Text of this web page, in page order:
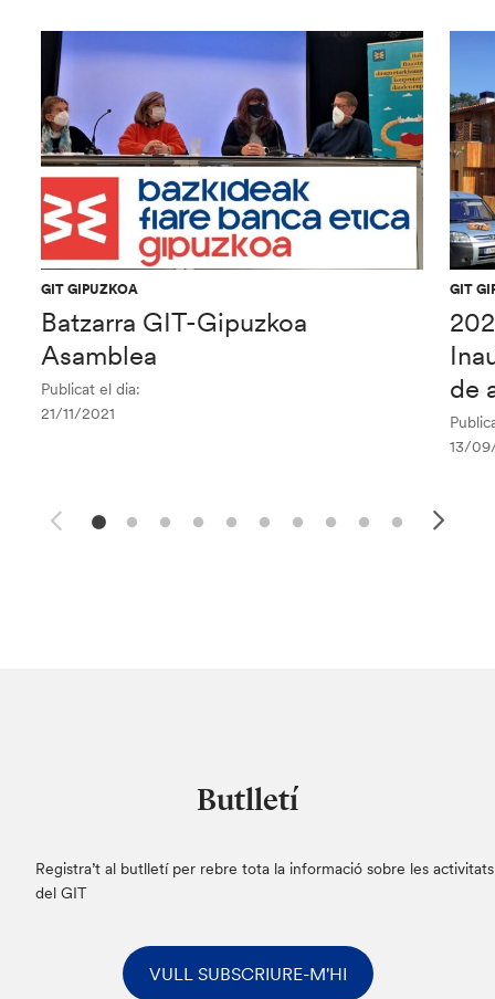
GIT GIPUZKOA
Batzarra GIT-Gipuzkoa
Asamblea
Publicat el dia:
21/11/2021
GIT
de
13/
Butlletí
Registra’t al butlletí per rebre tota la informació sobre les activitats
del GIT
VULL SUBSCRIURE-M'HI